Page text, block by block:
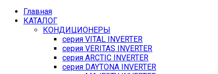
Главная
КАТАЛОГ
КОНДИЦИОНЕРЫ
серия VITAL INVERTER
серия VERITAS INVERTER
серия ARCTIC INVERTER
серия DAYTONA INVERTER